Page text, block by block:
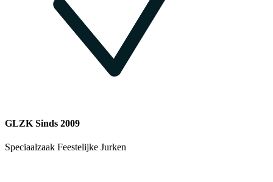
GLZK Sinds 2009
Speciaalzaak Feestelijke Jurken